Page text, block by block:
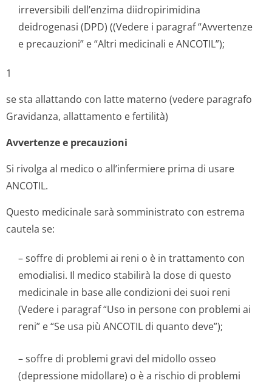
irreversibili dell’enzima diidropirimidina
deidrogenasi (DPD) ((Vedere i paragraf “Avvertenze
e precauzioni” e “Altri medicinali e ANCOTIL”);
1
se sta allattando con latte materno (vedere paragrafo
Gravidanza, allattamento e fertilità)
Avvertenze e precauzioni
Si rivolga al medico o all’infermiere prima di usare
ANCOTIL.
Questo medicinale sarà somministrato con estrema
cautela se:
– soffre di problemi ai reni o è in trattamento con
emodialisi. Il medico stabilirà la dose di questo
medicinale in base alle condizioni dei suoi reni
(Vedere i paragraf “Uso in persone con problemi ai
reni” e “Se usa più ANCOTIL di quanto deve”);
– soffre di problemi gravi del midollo osseo
(depressione midollare) o è a rischio di problemi